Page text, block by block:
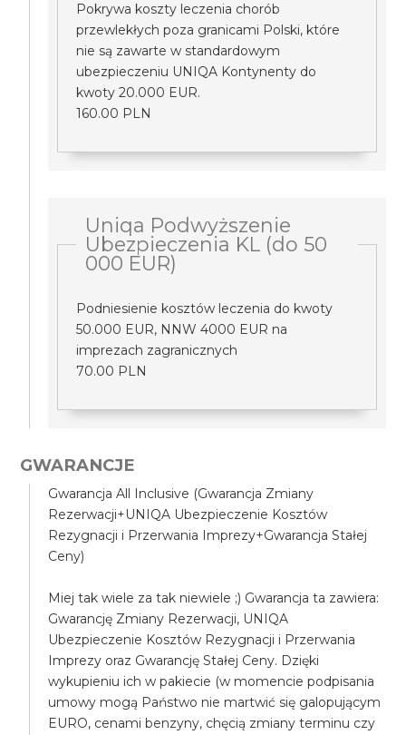
Pokrywa koszty leczenia chorób
przewlekłych poza granicami Polski, które
nie są zawarte w standardowym
ubezpieczeniu UNIQA Kontynenty do
kwoty 20.000 EUR.
160.00 PLN
Uniqa Podwyższenie
Ubezpieczenia KL (do 50
000 EUR)
Podniesienie kosztów leczenia do kwoty
50.000 EUR, NNW 4000 EUR na
imprezach zagranicznych
70.00 PLN
GWARANCJE
Gwarancja All Inclusive (Gwarancja Zmiany
Rezerwacji+UNIQA Ubezpieczenie Kosztów
Rezygnacji i Przerwania Imprezy+Gwarancja Stałej
Ceny)
Miej tak wiele za tak niewiele ;) Gwarancja ta zawiera:
Gwarancję Zmiany Rezerwacji, UNIQA
Ubezpieczenie Kosztów Rezygnacji i Przerwania
Imprezy oraz Gwarancję Stałej Ceny. Dzięki
wykupieniu ich w pakiecie (w momencie podpisania
umowy mogą Państwo nie martwić się galopującym
EURO, cenami benzyny, chęcią zmiany terminu czy